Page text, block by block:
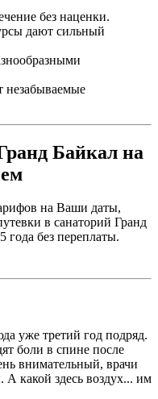
без наценки.
дают сильный
незабываемые
Байкал на
на Ваши даты,
в санаторий Гранд
без переплаты.
уже третий год подряд.
боли в спине после
внимательный, врачи
какой здесь воздух... им